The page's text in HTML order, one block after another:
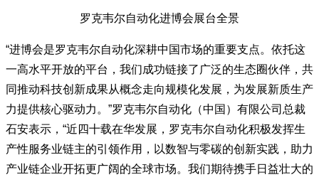
罗克韦尔自动化进博会展台全景
“进博会是罗克韦尔自动化深耕中国市场的重要支点。依托这
一高水平开放的平台，我们成功链接了广泛的生态圈伙伴，共
同推动科技创新成果从概念走向规模化发展，为发展新质生产
力提供核心驱动力。”罗克韦尔自动化（中国）有限公司总裁
石安表示，“近四十载在华发展，罗克韦尔自动化积极发挥生
产性服务业链主的引领作用，以数智与零碳的创新实践，助力
产业链企业开拓更广阔的全球市场。我们期待携手日益壮大的